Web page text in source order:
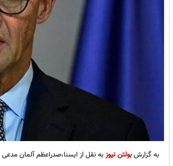
به گزارشبولتن نیوزبه نقل از ایسنا،صدراعظم آلمان